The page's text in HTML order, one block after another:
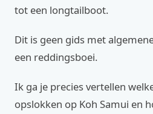
tot een longtailboot.
Dit is geen gids met
een reddingsboei.
Ik ga je precies vertellen
opslokken op Koh Samui en